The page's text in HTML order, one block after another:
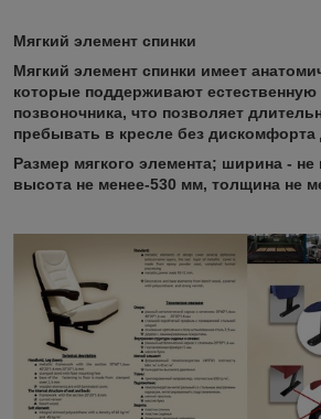
Мягкий элемент спинки
Мягкий элемент спинки имеет
которые поддерживают
позвоночника, что позволяет
пребывать в кресле без дискомфорта
Размер мягкого элемента; ширина - не
высота не менее-530 мм, толщина не